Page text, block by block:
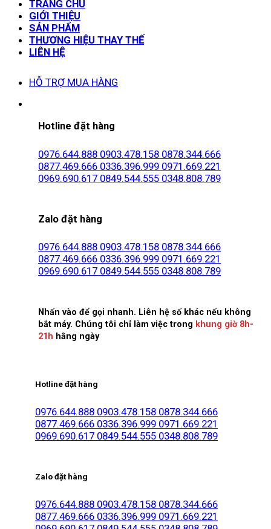
TRANG CHỦ
GIỚI THIỆU
SẢN PHẨM
THƯƠNG HIỆU THAY THẾ
LIÊN HỆ
HỖ TRỢ MUA HÀNG
Hotline đặt hàng
0976.644.888 0903.478.158 0878.344.666
0877.469.666 0336.396.999 0971.669.221
0969.690.617 0849.544.555 0348.808.789
Zalo đặt hàng
0976.644.888 0903.478.158 0878.344.666
0877.469.666 0336.396.999 0971.669.221
0969.690.617 0849.544.555 0348.808.789
Nhấn vào để gọi nhanh. Liên hệ số khác nếu không
bắt máy. Chúng tôi chỉ làm việc trong khung giờ 8h-
21h hằng ngày
Hotline đặt hàng
0976.644.888 0903.478.158 0878.344.666
0877.469.666 0336.396.999 0971.669.221
0969.690.617 0849.544.555 0348.808.789
Zalo đặt hàng
0976.644.888 0903.478.158 0878.344.666
0877.469.666 0336.396.999 0971.669.221